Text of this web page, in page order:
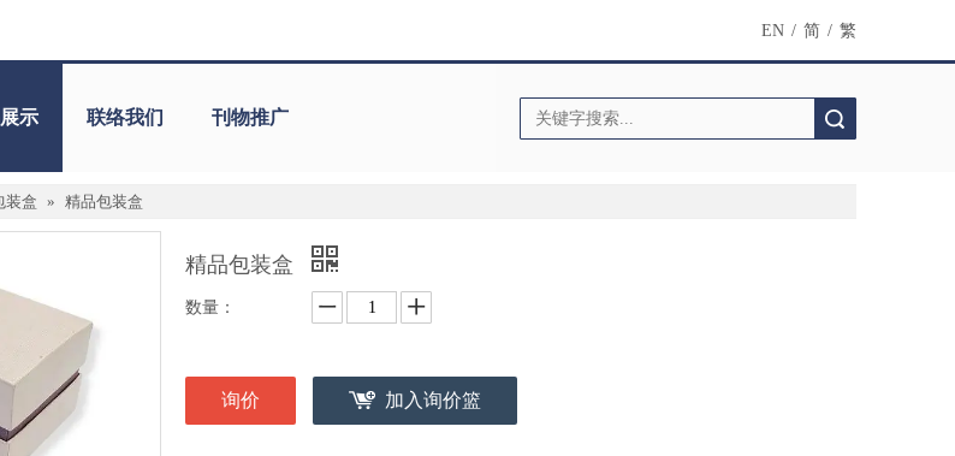
EN / 简 / 繁
示 联络我们 刊物推广
装盒 » 精品包装盒
精品包装盒
数量：
询价 加入询价篮